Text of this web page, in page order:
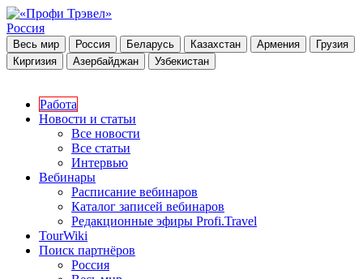
Россия
Весь мир Россия Беларусь Казахстан Армения
Грузия
Киргизия
Азербайджан Узбекистан
Работа
Новости и статьи
Все новости
Все статьи
Интервью
Вебинары
Расписание вебинаров
Каталог записей вебинаров
Редакционные эфиры Profi.Travel
TourWiki
Поиск партнёров
Россия